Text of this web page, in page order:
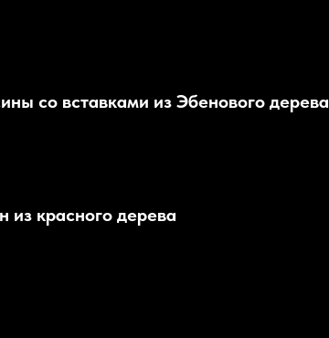
со вставками из Эбенового дерева
из красного дерева